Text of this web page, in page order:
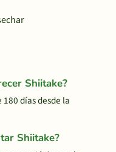
Shiitake?
días desde la
Shiitake?